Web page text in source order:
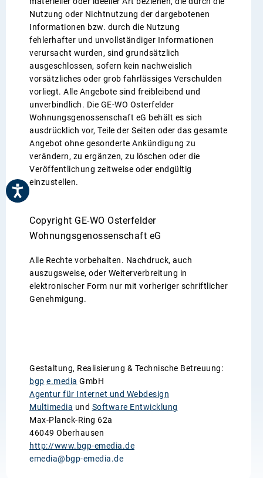
Nutzung oder Nichtnutzung der dargebotenen
Informationen bzw. durch die Nutzung
fehlerhafter und unvollständiger Informationen
verursacht wurden, sind grundsätzlich
ausgeschlossen, sofern kein nachweislich
vorsätzliches oder grob fahrlässiges Verschulden
vorliegt. Alle Angebote sind freibleibend und
unverbindlich. Die GE-WO Osterfelder
Wohnungsgenossenschaft eG behält es sich
ausdrücklich vor, Teile der Seiten oder das gesamte
Angebot ohne gesonderte Ankündigung zu
verändern, zu ergänzen, zu löschen oder die
Veröffentlichung zeitweise oder endgültig
einzustellen.
Copyright GE-WO Osterfelder
Wohnungsgenossenschaft eG
Alle Rechte vorbehalten. Nachdruck, auch
auszugsweise, oder Weiterverbreitung in
elektronischer Form nur mit vorheriger schriftlicher
Genehmigung.
Gestaltung, Realisierung & Technische Betreuung:
bgp e.media GmbH
Agentur für Internet und Webdesign
Multimedia und Software Entwicklung
Max-Planck-Ring 62a
46049 Oberhausen
http://www.bgp-emedia.de
emedia@bgp-emedia.de